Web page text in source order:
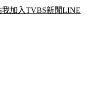
加入TVBS新聞LINE